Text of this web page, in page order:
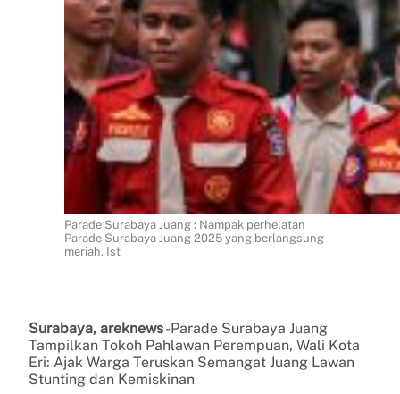
Parade Surabaya Juang : Nampak perhelatan
Parade Surabaya Juang 2025 yang berlangsung
meriah. Ist
Surabaya, areknews-Parade Surabaya Juang
Tampilkan Tokoh Pahlawan Perempuan, Wali Kota
Eri: Ajak Warga Teruskan Semangat Juang Lawan
Stunting dan Kemiskinan